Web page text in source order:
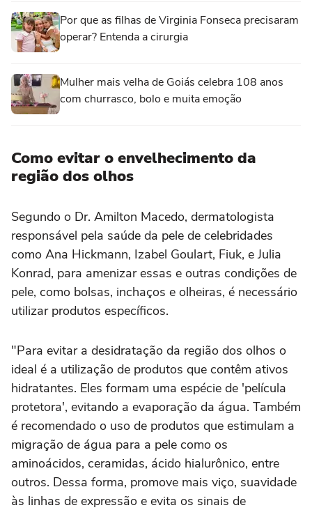
Por que as filhas de Virginia Fonseca precisaram
operar? Entenda a cirurgia
Mulher mais velha de Goiás celebra 108 anos
com churrasco, bolo e muita emoção
Como evitar o envelhecimento da
região dos olhos
Segundo o Dr. Amilton Macedo, dermatologista
responsável pela saúde da pele de celebridades
como Ana Hickmann, Izabel Goulart, Fiuk, e Julia
Konrad, para amenizar essas e outras condições de
pele, como bolsas, inchaços e olheiras, é necessário
utilizar produtos específicos.
"Para evitar a desidratação da região dos olhos o
ideal é a utilização de produtos que contêm ativos
hidratantes. Eles formam uma espécie de 'película
protetora', evitando a evaporação da água. Também
é recomendado o uso de produtos que estimulam a
migração de água para a pele como os
aminoácidos, ceramidas, ácido hialurônico, entre
outros. Dessa forma, promove mais viço, suavidade
às linhas de expressão e evita os sinais de